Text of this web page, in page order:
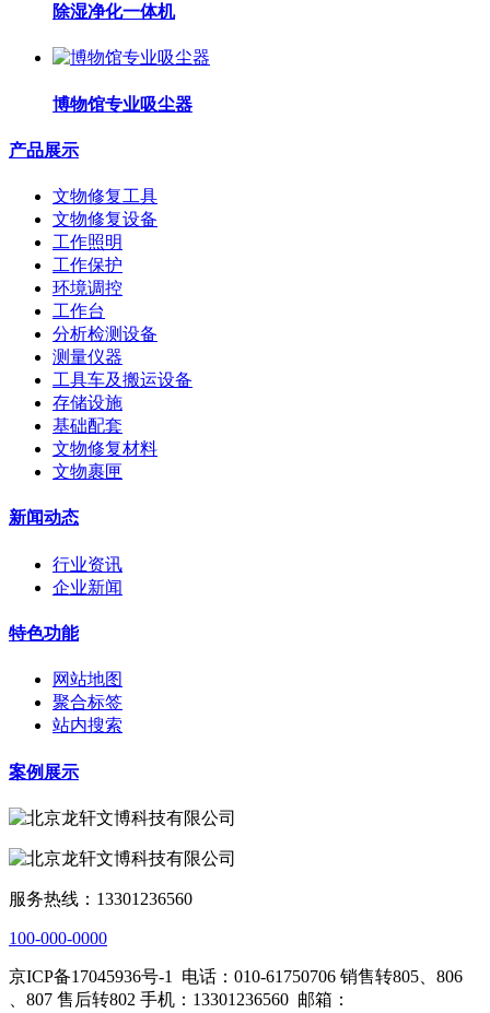
除湿净化一体机
博物馆专业吸尘器
产品展示
文物修复工具
文物修复设备
工作照明
工作保护
环境调控
工作台
分析检测设备
测量仪器
工具车及搬运设备
存储设施
基础配套
文物修复材料
文物裹匣
新闻动态
行业资讯
企业新闻
特色功能
网站地图
聚合标签
站内搜索
案例展示
服务热线：13301236560
100-000-0000
京ICP备17045936号-1
电话：010-61750706 销售转805、806
、807 售后转802 手机：13301236560 邮箱：